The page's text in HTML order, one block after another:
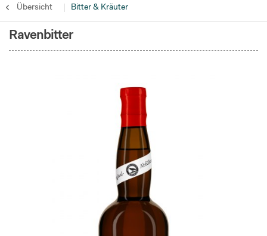
Übersicht Bitter & Kräuter
Ravenbitter